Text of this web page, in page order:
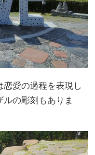
愛の過程を表現し
の彫刻もありま